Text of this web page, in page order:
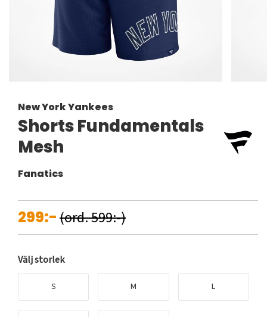
New York Yankees
Shorts Fundamentals
Mesh
Fanatics
299:-(ord. 599:-)
Välj storlek
S M L